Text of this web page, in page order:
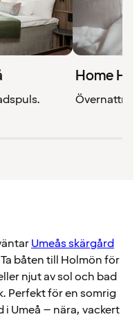
Home
Umeås skärgård
båten till Holmön för
njut av sol och bad
Perfekt för en somrig
Umeå – nära, vackert